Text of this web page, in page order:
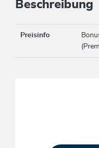
Beschreibung
Preisinfo